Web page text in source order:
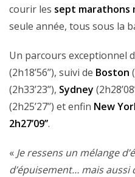
courir les sept marathons
seule année, tous sous la
Un parcours exceptionnel
(2h18’56’’), suivi de Boston
(2h33’23’’), Sydney
(2h25’27’’) et enfin New
2h27’09’’.
« Je ressens un mélange
d’épuisement… mais aussi